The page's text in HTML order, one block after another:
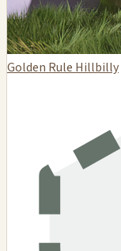
Golden Rule Hillbilly